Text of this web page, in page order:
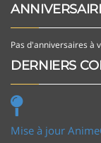
Pas d'anniversaires à
DERNIERS
Mise à jour